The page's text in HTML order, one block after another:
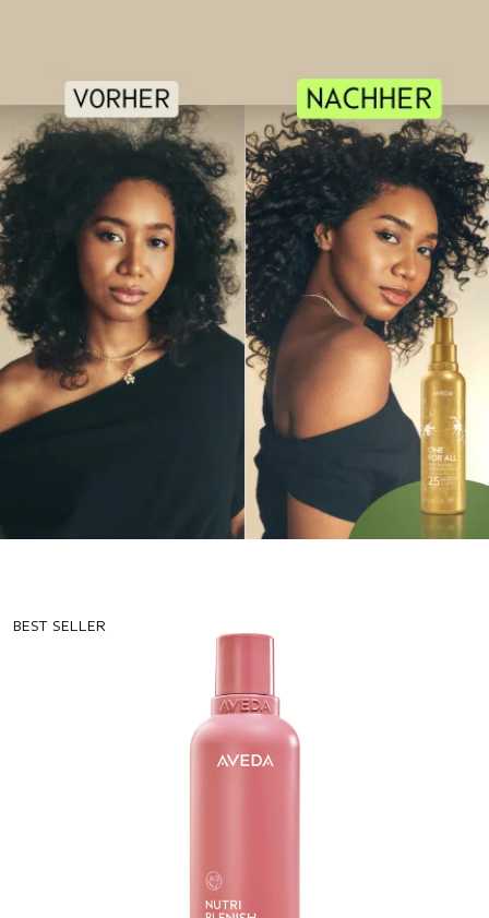
BEST SELLER